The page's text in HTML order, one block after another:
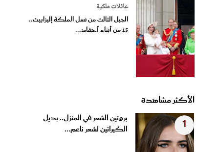
عائلات ملكية
الجيل الثالث من نسل الملكة إليزابيث..
15 من أبناء أحفاد...
الأكثر مشاهدة
1
بروتين الشعر في المنزل.. بديل
الكيراتين لشعر ناعم...